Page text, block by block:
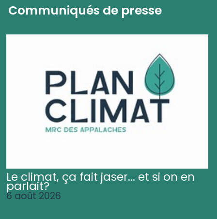
Communiqués de presse
Le climat, ça fait jaser... et si on en
parlait?
6 août 2026